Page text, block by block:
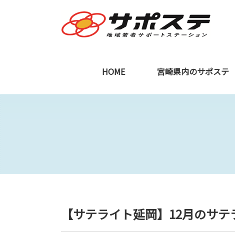
HOME 宮崎県内のサポステ
宮崎本部 ご利用を検討中の方へ
【サテライト延岡】12月のサ